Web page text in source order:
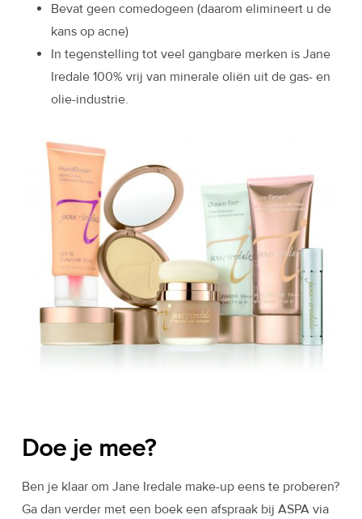
Bevat geen comedogeen (daarom elimineert u de
kans op acne)
In tegenstelling tot veel gangbare merken is Jane
Iredale 100% vrij van minerale oliën uit de gas- en
olie-industrie.
Doe je mee?
Ben je klaar om Jane Iredale make-up eens te proberen?
Ga dan verder met een boek een afspraak bij ASPA via